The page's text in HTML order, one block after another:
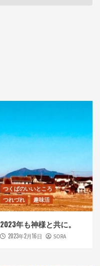
つくばのいいところ
つれづれ
趣味活
2023年も神様と共に。
2023年2月16日 SORA